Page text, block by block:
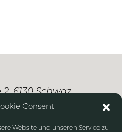
Consent
Website und unseren Service zu
6130 Schwaz